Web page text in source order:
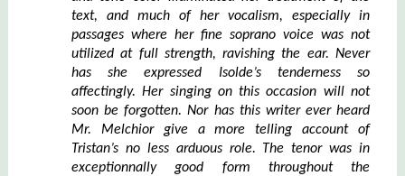
text, and much of her vocalism, especially in
passages where her fine soprano voice was not
utilized at full strength, ravishing the ear. Never
has she expressed Isolde’s tenderness so
affectingly. Her singing on this occasion will not
soon be forgotten. Nor has this writer ever heard
Mr. Melchior give a more telling account of
Tristan’s no less arduous role. The tenor was in
exceptionnally good form throughout the